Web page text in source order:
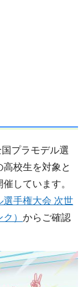
プラモデル選
校生を対象と
しています。
選手権大会 次世
） からご確認